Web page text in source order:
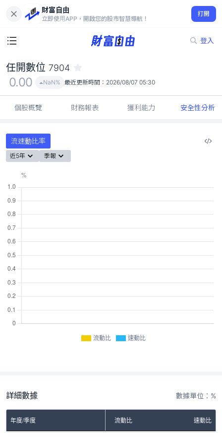
財富自由
立即使用APP，開啟您的股市智慧導航！
打開
登入
0.00
NaN%
任開數位 7904
0.00 NaN% 最近更新時間： 2026/08/07 05:30
個股概覽 財務報表 獲利能力 安全性分析
流速動比率
近5年 季報
流動比 速動比
詳細數據 數據單位：%
年度/季度 流動比 速動比